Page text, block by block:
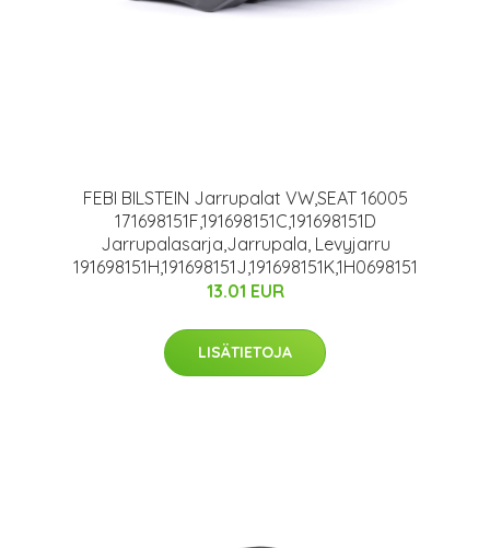
FEBI BILSTEIN Jarrupalat VW,SEAT 16005
171698151F,191698151C,191698151D
Jarrupalasarja,Jarrupala, Levyjarru
191698151H,191698151J,191698151K,1H0698151
13.01 EUR
LISÄTIETOJA